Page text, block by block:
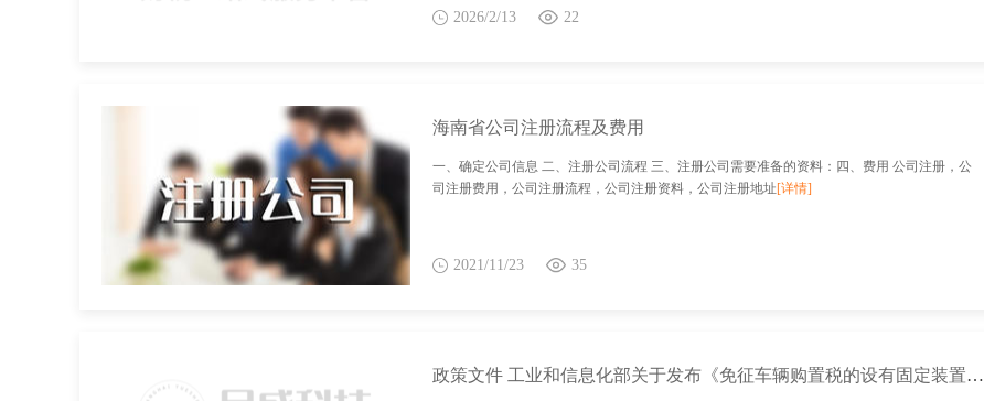
2026/2/13 22
海南省公司注册流程及费用
一、确定公司信息 二、注册公司流程 三、注册公司需要准备的资料：四、费用 公司注册，公
司注册费用，公司注册流程，公司注册资料，公司注册地址[详情]
2021/11/23 35
政策文件 工业和信息化部关于发布《免征车辆购置税的设有固定装置的非运输专用作业车辆目录》（第九批）的公告